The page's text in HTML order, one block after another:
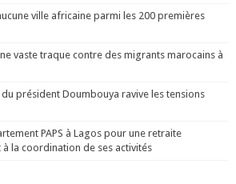
ville africaine parmi les 200 premières
vaste traque contre des migrants marocains à
du président Doumbouya ravive les tensions
PAPS à Lagos pour une retraite
la coordination de ses activités